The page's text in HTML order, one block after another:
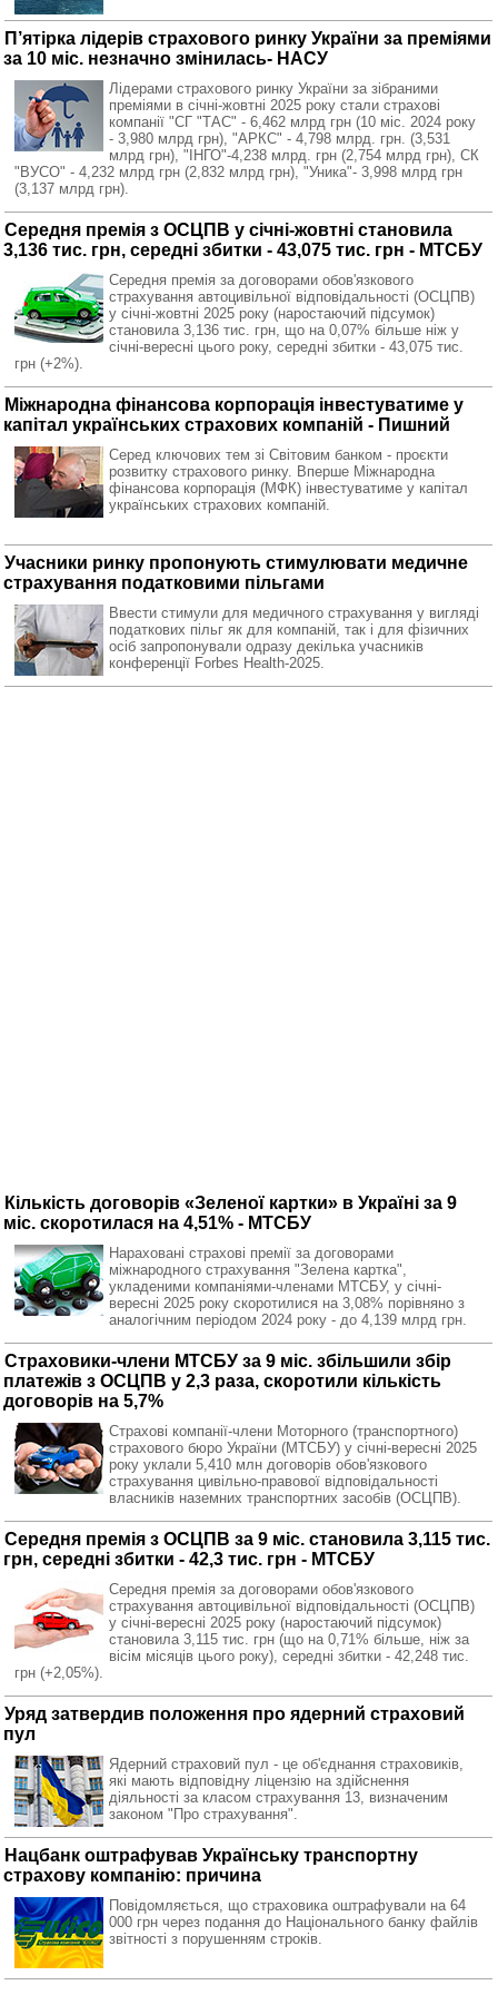
П’ятірка лідерів страхового ринку України за преміями
за 10 міс. незначно змінилась- НАСУ
Лідерами страхового ринку України за зібраними
преміями в січні-жовтні 2025 року стали страхові
компанії "СГ "ТАС" - 6,462 млрд грн (10 міс. 2024 року
- 3,980 млрд грн), "АРКС" - 4,798 млрд. грн. (3,531
млрд грн), "ІНГО"-4,238 млрд. грн (2,754 млрд грн), СК
"ВУСО" - 4,232 млрд грн (2,832 млрд грн), "Уника"- 3,998 млрд грн
(3,137 млрд грн).
Середня премія з ОСЦПВ у січні-жовтні становила
3,136 тис. грн, середні збитки - 43,075 тис. грн - МТСБУ
Середня премія за договорами обов'язкового
страхування автоцивільної відповідальності (ОСЦПВ)
у січні-жовтні 2025 року (наростаючий підсумок)
становила 3,136 тис. грн, що на 0,07% більше ніж у
січні-вересні цього року, середні збитки - 43,075 тис.
грн (+2%).
Міжнародна фінансова корпорація інвестуватиме у
капітал українських страхових компаній - Пишний
Серед ключових тем зі Світовим банком - проєкти
розвитку страхового ринку. Вперше Міжнародна
фінансова корпорація (МФК) інвестуватиме у капітал
українських страхових компаній.
Учасники ринку пропонують стимулювати медичне
страхування податковими пільгами
Ввести стимули для медичного страхування у вигляді
податкових пільг як для компаній, так і для фізичних
осіб запропонували одразу декілька учасників
конференції Forbes Health-2025.
Кількість договорів «Зеленої картки» в Україні за 9
міс. скоротилася на 4,51% - МТСБУ
Нараховані страхові премії за договорами
міжнародного страхування "Зелена картка",
укладеними компаніями-членами МТСБУ, у січні-
вересні 2025 року скоротилися на 3,08% порівняно з
аналогічним періодом 2024 року - до 4,139 млрд грн.
Страховики-члени МТСБУ за 9 міс. збільшили збір
платежів з ОСЦПВ у 2,3 раза, скоротили кількість
договорів на 5,7%
Страхові компанії-члени Моторного (транспортного)
страхового бюро України (МТСБУ) у січні-вересні 2025
року уклали 5,410 млн договорів обов'язкового
страхування цивільно-правової відповідальності
власників наземних транспортних засобів (ОСЦПВ).
Середня премія з ОСЦПВ за 9 міс. становила 3,115 тис.
грн, середні збитки - 42,3 тис. грн - МТСБУ
Середня премія за договорами обов'язкового
страхування автоцивільної відповідальності (ОСЦПВ)
у січні-вересні 2025 року (наростаючий підсумок)
становила 3,115 тис. грн (що на 0,71% більше, ніж за
вісім місяців цього року), середні збитки - 42,248 тис.
грн (+2,05%).
Уряд затвердив положення про ядерний страховий
пул
Ядерний страховий пул - це об'єднання страховиків,
які мають відповідну ліцензію на здійснення
діяльності за класом страхування 13, визначеним
законом "Про страхування".
Нацбанк оштрафував Українську транспортну
страхову компанію: причина
Повідомляється, що страховика оштрафували на 64
000 грн через подання до Національного банку файлів
звітності з порушенням строків.